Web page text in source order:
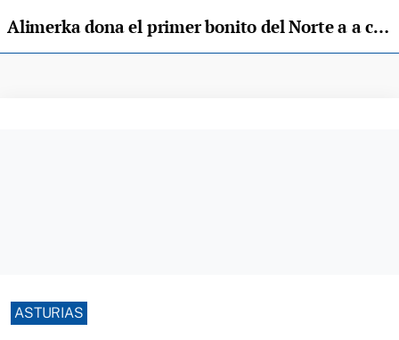
Alimerka dona el primer bonito del Norte a a cuatro comedores sociales en Asturias
ASTURIAS